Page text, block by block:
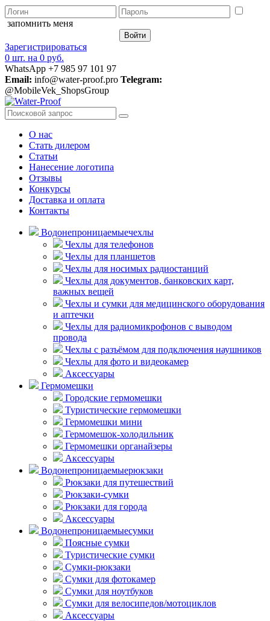
запомнить меня
Зарегистрироваться
0 шт. на 0 руб.
WhatsApp +7 985 97 101 97
Email: info@water-proof.pro Telegram:
@MobileVek_ShopsGroup
О нас
Стать дилером
Статьи
Нанесение логотипа
Отзывы
Конкурсы
Доставка и оплата
Контакты
Водонепроницаемыечехлы
Чехлы для телефонов
Чехлы для планшетов
Чехлы для носимых радиостанций
Чехлы для документов, банковских карт,
важных вещей
Чехлы и сумки для медицинского оборудования
и аптечки
Чехлы для радиомикрофонов с выводом
провода
Чехлы с разъёмом для подключения наушников
Чехлы для фото и видеокамер
Аксессуары
Гермомешки
Городские гермомешки
Туристические гермомешки
Гермомешки мини
Гермомешок-холодильник
Гермомешки органайзеры
Аксессуары
Водонепроницаемыерюкзаки
Рюкзаки для путешествий
Рюкзаки-сумки
Рюкзаки для города
Аксессуары
Водонепроницаемыесумки
Поясные сумки
Туристические сумки
Сумки-рюкзаки
Сумки для фотокамер
Сумки для ноутбуков
Сумки для велосипедов/мотоциклов
Аксессуары